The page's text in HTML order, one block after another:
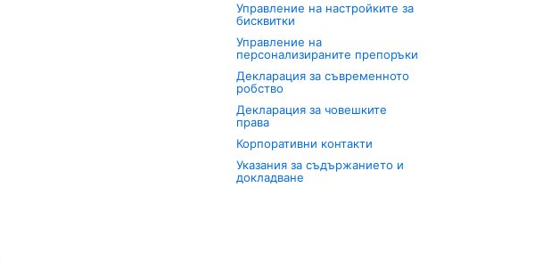
Управление на настройките за
бисквитки
Управление на
персонализираните препоръки
Декларация за съвременното
робство
Декларация за човешките
права
Корпоративни контакти
Указания за съдържанието и
докладване